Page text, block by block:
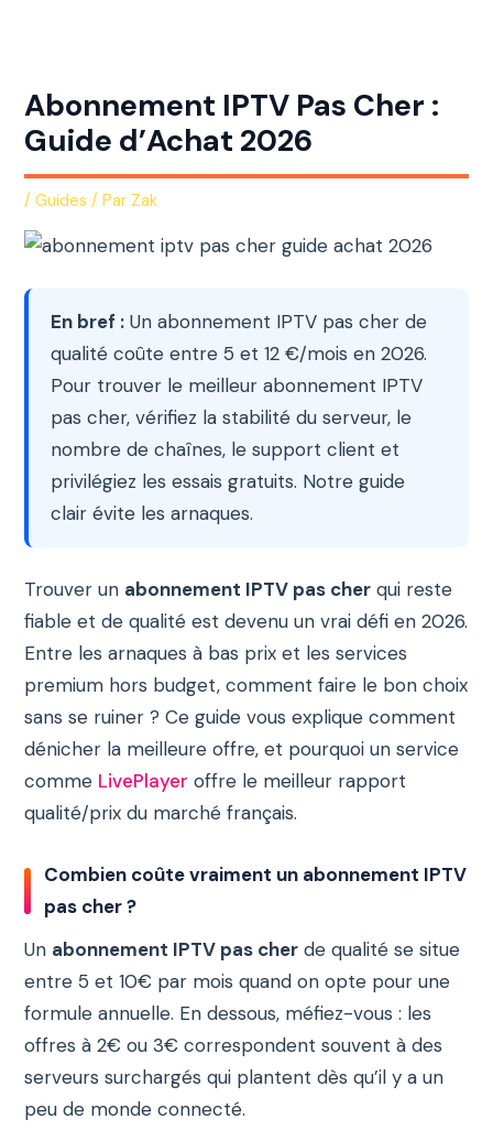
Abonnement IPTV Pas Cher :
Guide d’Achat 2026
/Guides / Par Zak
En bref : Un abonnement IPTV pas cher de
qualité coûte entre 5 et 12 €/mois en 2026.
Pour trouver le meilleur abonnement IPTV
pas cher, vérifiez la stabilité du serveur, le
nombre de chaînes, le support client et
privilégiez les essais gratuits. Notre guide
clair évite les arnaques.
Trouver un abonnement IPTV pas cher qui reste
fiable et de qualité est devenu un vrai défi en 2026.
Entre les arnaques à bas prix et les services
premium hors budget, comment faire le bon choix
sans se ruiner ? Ce guide vous explique comment
dénicher la meilleure offre, et pourquoi un service
comme LivePlayer offre le meilleur rapport
qualité/prix du marché français.
Combien coûte vraiment un abonnement IPTV
pas cher ?
Un abonnement IPTV pas cher de qualité se situe
entre 5 et 10€ par mois quand on opte pour une
formule annuelle. En dessous, méfiez-vous : les
offres à 2€ ou 3€ correspondent souvent à des
serveurs surchargés qui plantent dès qu’il y a un
peu de monde connecté.